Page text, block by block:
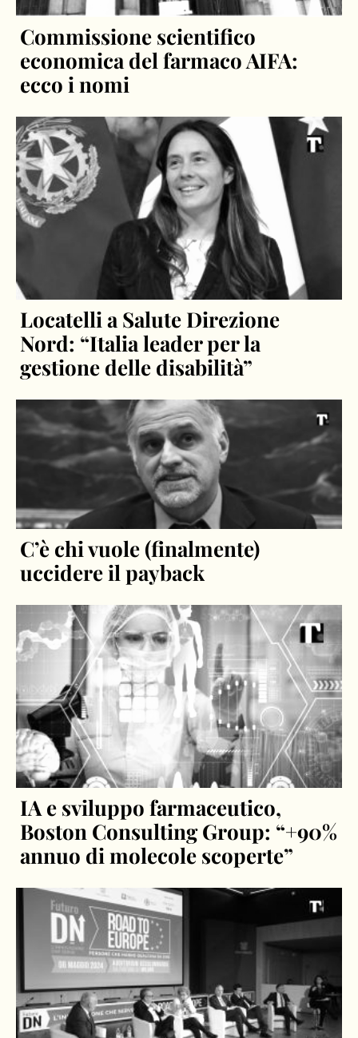
Commissione scientifico
economica del farmaco AIFA:
ecco i nomi
Locatelli a Salute Direzione
Nord: “Italia leader per la
gestione delle disabilità”
C’è chi vuole (finalmente)
uccidere il payback
IA e sviluppo farmaceutico,
Boston Consulting Group: “+90%
annuo di molecole scoperte”